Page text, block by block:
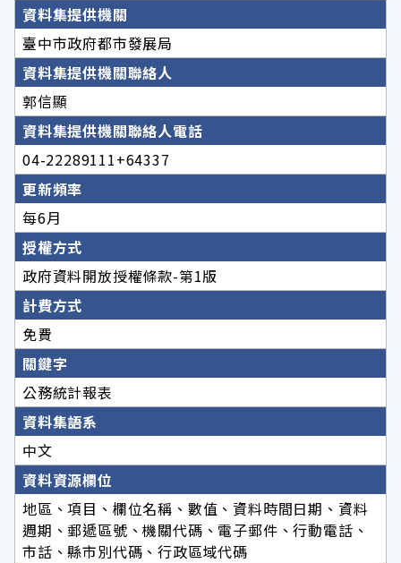
資料集提供機關
臺中市政府都市發展局
資料集提供機關聯絡人
郭信顯
資料集提供機關聯絡人電話
04-22289111+64337
更新頻率
每6月
授權方式
政府資料開放授權條款-第1版
計費方式
免費
關鍵字
公務統計報表
資料集語系
中文
資料資源欄位
地區、項目、欄位名稱、數值、資料時間日期、資料
週期、郵遞區號、機關代碼、電子郵件、行動電話、
市話、縣市別代碼、行政區域代碼